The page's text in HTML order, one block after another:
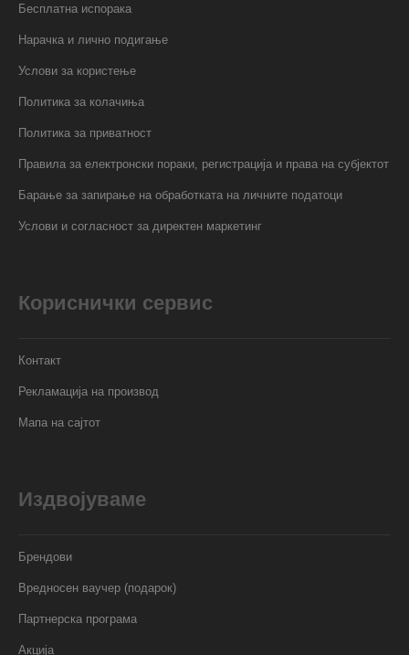
Бесплатна испорака
Нарачка и лично подигање
Услови за користење
Политика за колачиња
Политика за приватност
Правила за електронски пораки, регистрација и права на субјектот
Барање за запирање на обработката на личните податоци
Услови и согласност за директен маркетинг
Кориснички сервис
Контакт
Рекламација на производ
Мапа на сајтот
Издвојуваме
Брендови
Вредносен ваучер (подарок)
Партнерска програма
Акција